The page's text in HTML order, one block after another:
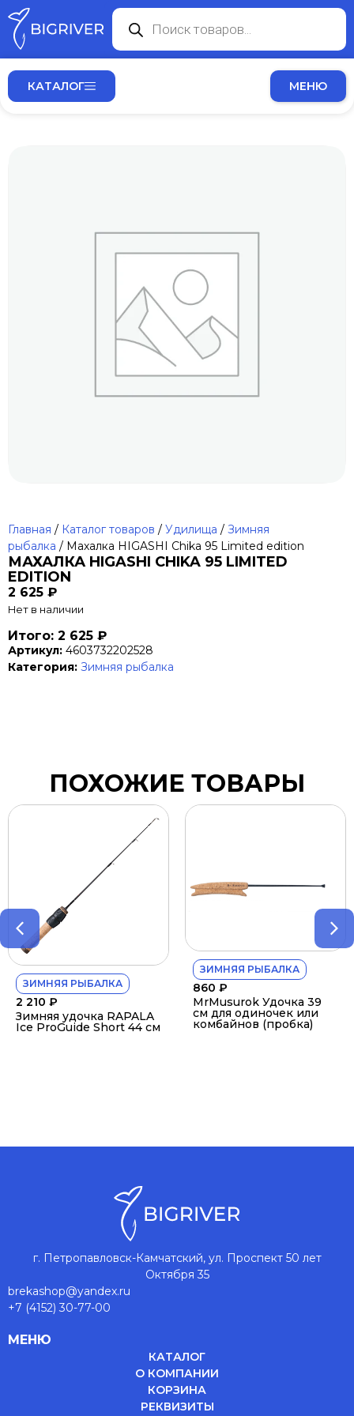
КАТАЛОГ МЕНЮ
Главная / Каталог товаров / Удилища / Зимняя
рыбалка / Махалка HIGASHI Chika 95 Limited edition
МАХАЛКА HIGASHI CHIKA 95 LIMITED
EDITION
2 625 ₽
Нет в наличии
Итого: 2 625 ₽
Артикул: 4603732202528
Категория: Зимняя рыбалка
ПОХОЖИЕ ТОВАРЫ
ЗИМНЯЯ РЫБАЛКА
2 210 ₽
Зимняя удочка RAPALA
Ice ProGuide Short 44 см
ЗИМНЯЯ РЫБАЛКА
860 ₽
MrMusurok Удочка 39
см для одиночек или
комбайнов (пробка)
г. Петропавловск-Камчатский, ул. Проспект 50 лет
Октября 35
brekashop@yandex.ru
+7 (4152) 30-77-00
МЕНЮ
КАТАЛОГ
О КОМПАНИИ
КОРЗИНА
РЕКВИЗИТЫ